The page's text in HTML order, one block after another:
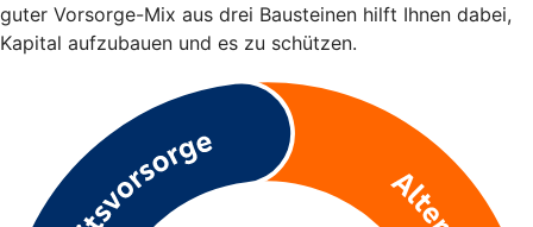
guter Vorsorge-Mix aus drei Bausteinen hilft Ihnen dabei,
Kapital aufzubauen und es zu schützen.